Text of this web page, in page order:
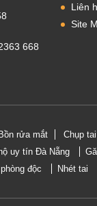
668
Liên
Site
rửa mắt
Chụp
uy tín Đà Nẵng
độc Nhét tai